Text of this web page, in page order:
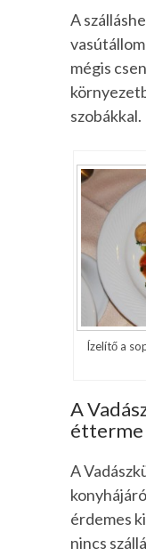
A
mégis
szobákkal.
Ízelítő a
A
étterme
A
érdemes
nincs